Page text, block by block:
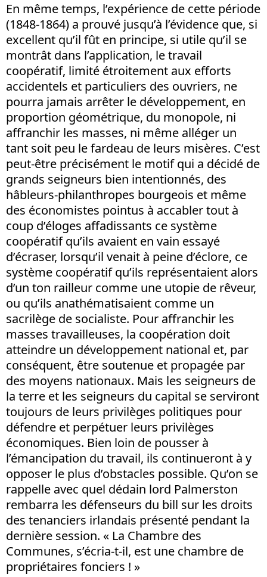
En même temps, l’expérience de cette période
(1848-1864) a prouvé jusqu’à l’évidence que, si
excellent qu’il fût en principe, si utile qu’il se
montrât dans l’application, le travail
coopératif, limité étroitement aux efforts
accidentels et particuliers des ouvriers, ne
pourra jamais arrêter le développement, en
proportion géométrique, du monopole, ni
affranchir les masses, ni même alléger un
tant soit peu le fardeau de leurs misères. C’est
peut-être précisément le motif qui a décidé de
grands seigneurs bien intentionnés, des
hâbleurs-philanthropes bourgeois et même
des économistes pointus à accabler tout à
coup d’éloges affadissants ce système
coopératif qu’ils avaient en vain essayé
d’écraser, lorsqu’il venait à peine d’éclore, ce
système coopératif qu’ils représentaient alors
d’un ton railleur comme une utopie de rêveur,
ou qu’ils anathématisaient comme un
sacrilège de socialiste. Pour affranchir les
masses travailleuses, la coopération doit
atteindre un développement national et, par
conséquent, être soutenue et propagée par
des moyens nationaux. Mais les seigneurs de
la terre et les seigneurs du capital se serviront
toujours de leurs privilèges politiques pour
défendre et perpétuer leurs privilèges
économiques. Bien loin de pousser à
l’émancipation du travail, ils continueront à y
opposer le plus d’obstacles possible. Qu’on se
rappelle avec quel dédain lord Palmerston
rembarra les défenseurs du bill sur les droits
des tenanciers irlandais présenté pendant la
dernière session. « La Chambre des
Communes, s’écria-t-il, est une chambre de
propriétaires fonciers ! »